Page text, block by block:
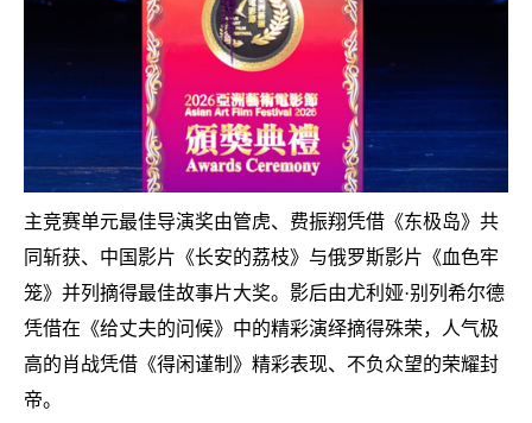
主竞赛单元最佳导演奖由管虎、费振翔凭借《东极岛》共
同斩获、中国影片《长安的荔枝》与俄罗斯影片《血色牢
笼》并列摘得最佳故事片大奖。影后由尤利娅·别列希尔德
凭借在《给丈夫的问候》中的精彩演绎摘得殊荣，人气极
高的肖战凭借《得闲谨制》精彩表现、不负众望的荣耀封
帝。